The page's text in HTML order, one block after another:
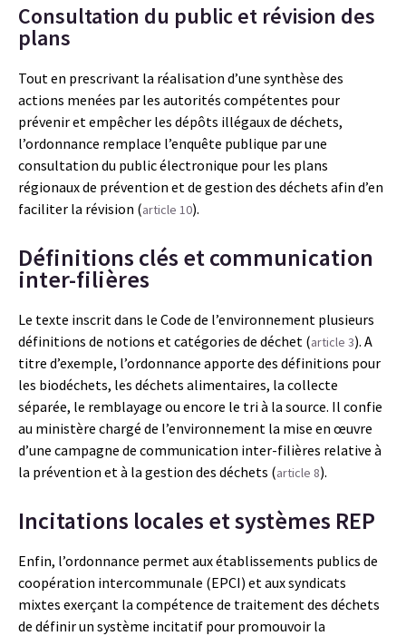
Consultation du public et révision des
plans
Tout en prescrivant la réalisation d’une synthèse des
actions menées par les autorités compétentes pour
prévenir et empêcher les dépôts illégaux de déchets,
l’ordonnance remplace l’enquête publique par une
consultation du public électronique pour les plans
régionaux de prévention et de gestion des déchets afin d’en
faciliter la révision (article 10).
Définitions clés et communication
inter-filières
Le texte inscrit dans le Code de l’environnement plusieurs
définitions de notions et catégories de déchet (article 3). A
titre d’exemple, l’ordonnance apporte des définitions pour
les biodéchets, les déchets alimentaires, la collecte
séparée, le remblayage ou encore le tri à la source. Il confie
au ministère chargé de l’environnement la mise en œuvre
d’une campagne de communication inter-filières relative à
la prévention et à la gestion des déchets (article 8).
Incitations locales et systèmes REP
Enfin, l’ordonnance permet aux établissements publics de
coopération intercommunale (EPCI) et aux syndicats
mixtes exerçant la compétence de traitement des déchets
de définir un système incitatif pour promouvoir la